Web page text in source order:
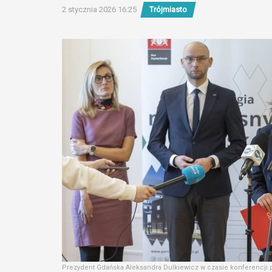
2 stycznia 2026 16:25 Trójmiasto
Prezydent Gdańska Aleksandra Dulkiewicz w czasie